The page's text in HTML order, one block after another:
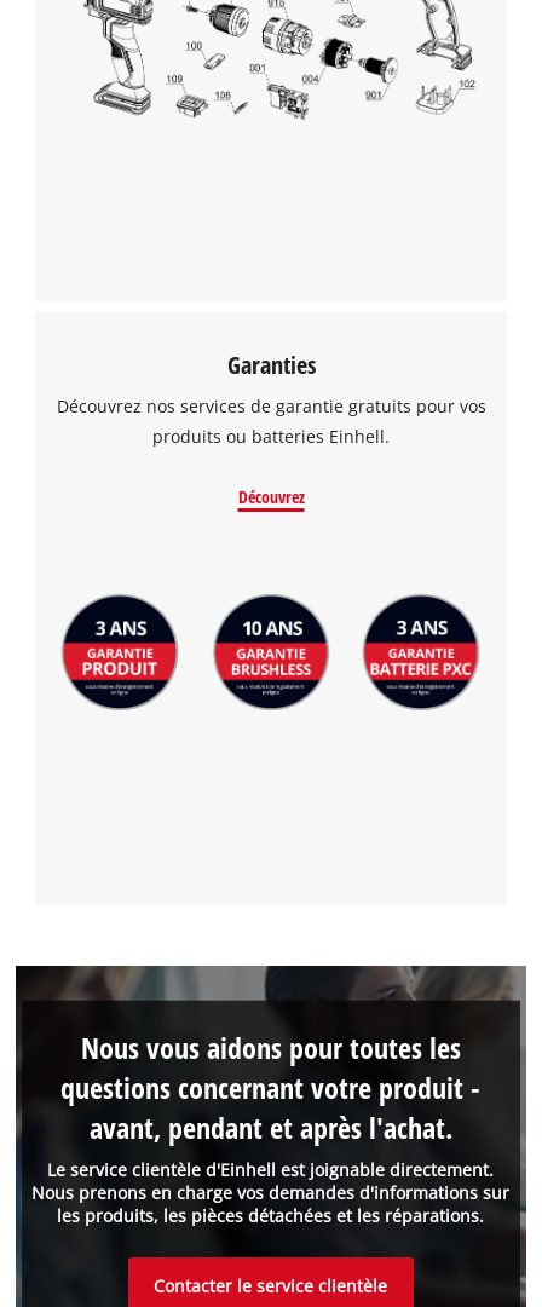
This content is not permitted to load due
to trackers that are not disclosed to the
visitor. The website owner needs to setup
the site with their CMP to add this content
Powered byUsercentrics Consent
Garanties
Découvrez nos services de garantie gratuits pour vos
produits ou batteries Einhell.
Découvrez
Le service clientèle d'Einhell est joignable directement.
Nous prenons en charge vos demandes d'informations sur
les produits, les pièces détachées et les réparations.
Nous vous aidons pour toutes les
questions concernant votre produit -
avant, pendant et après l'achat.
Contacter le service clientèle